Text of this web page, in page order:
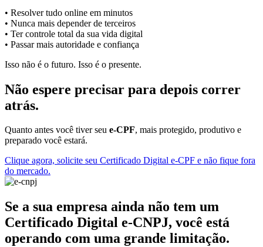
• Resolver tudo online em minutos
• Nunca mais depender de terceiros
• Ter controle total da sua vida digital
• Passar mais autoridade e confiança
Isso não é o futuro. Isso é o presente.
Não espere precisar para depois correr
atrás.
Quanto antes você tiver seu e-CPF, mais protegido, produtivo e
preparado você estará.
Clique agora, solicite seu Certificado Digital e-CPF e não fique fora
do mercado.
Se a sua empresa ainda não tem um
Certificado Digital e-CNPJ, você está
operando com uma grande limitação.